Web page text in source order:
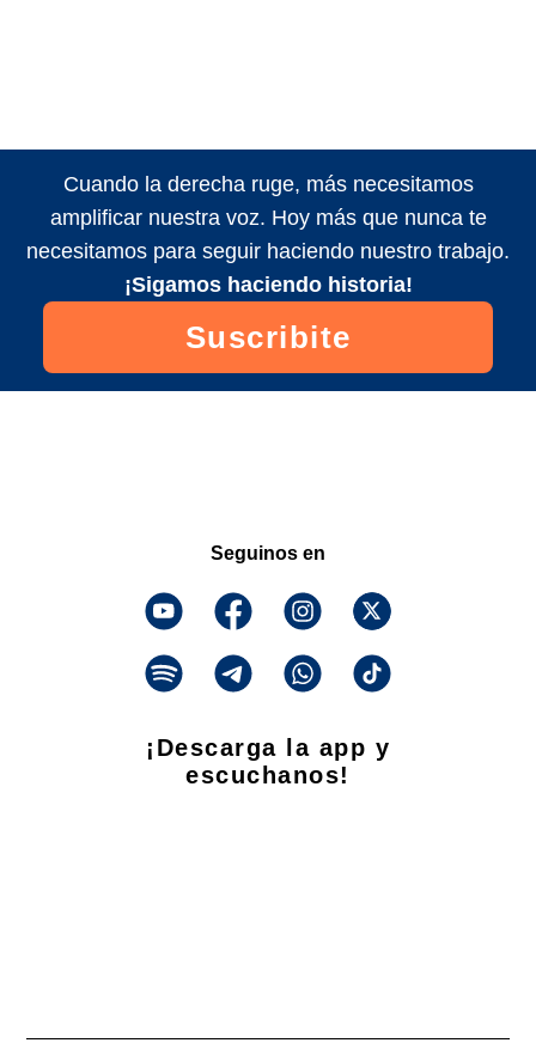
Cuando la derecha ruge, más necesitamos
amplificar nuestra voz. Hoy más que nunca te
necesitamos para seguir haciendo nuestro trabajo.
¡Sigamos haciendo historia!
Suscribite
Seguinos en
¡Descarga la app y
escuchanos!